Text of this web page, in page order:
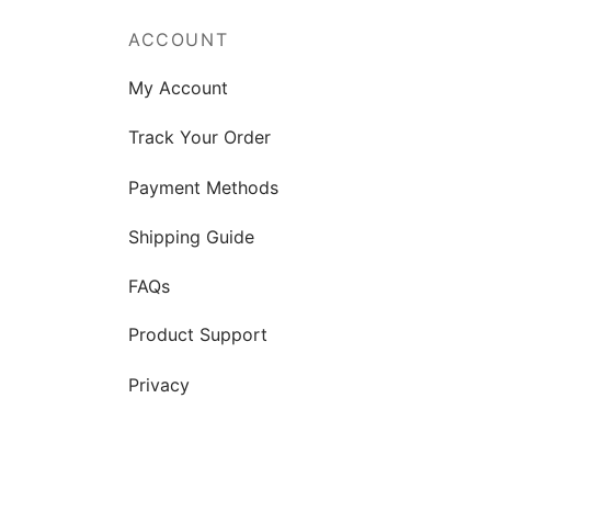
ACCOUNT
My Account
Track Your Order
Payment Methods
Shipping Guide
FAQs
Product Support
Privacy